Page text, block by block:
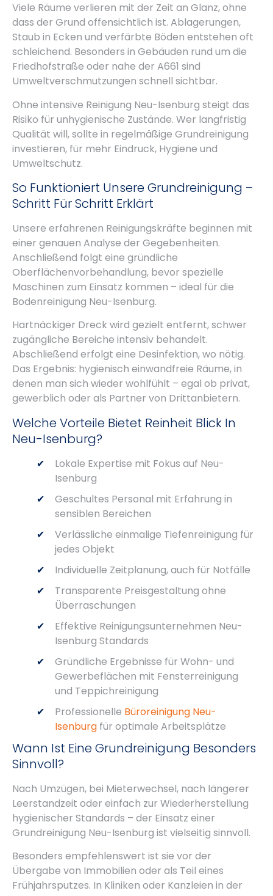
Viele Räume verlieren mit der Zeit an Glanz, ohne
dass der Grund offensichtlich ist. Ablagerungen,
Staub in Ecken und verfärbte Böden entstehen oft
schleichend. Besonders in Gebäuden rund um die
Friedhofstraße oder nahe der A661 sind
Umweltverschmutzungen schnell sichtbar.
Ohne intensive Reinigung Neu-Isenburg steigt das
Risiko für unhygienische Zustände. Wer langfristig
Qualität will, sollte in regelmäßige Grundreinigung
investieren, für mehr Eindruck, Hygiene und
Umweltschutz.
So Funktioniert Unsere Grundreinigung –
Schritt Für Schritt Erklärt
Unsere erfahrenen Reinigungskräfte beginnen mit
einer genauen Analyse der Gegebenheiten.
Anschließend folgt eine gründliche
Oberflächenvorbehandlung, bevor spezielle
Maschinen zum Einsatz kommen – ideal für die
Bodenreinigung Neu-Isenburg.
Hartnäckiger Dreck wird gezielt entfernt, schwer
zugängliche Bereiche intensiv behandelt.
Abschließend erfolgt eine Desinfektion, wo nötig.
Das Ergebnis: hygienisch einwandfreie Räume, in
denen man sich wieder wohlfühlt – egal ob privat,
gewerblich oder als Partner von Drittanbietern.
Welche Vorteile Bietet Reinheit Blick In
Neu-Isenburg?
Lokale Expertise mit Fokus auf Neu-
Isenburg
Geschultes Personal mit Erfahrung in
sensiblen Bereichen
Verlässliche einmalige Tiefenreinigung für
jedes Objekt
Individuelle Zeitplanung, auch für Notfälle
Transparente Preisgestaltung ohne
Überraschungen
Effektive Reinigungsunternehmen Neu-
Isenburg Standards
Gründliche Ergebnisse für Wohn- und
Gewerbeflächen mit Fensterreinigung
und Teppichreinigung
Professionelle Büroreinigung Neu-
Isenburg für optimale Arbeitsplätze
Wann Ist Eine Grundreinigung Besonders
Sinnvoll?
Nach Umzügen, bei Mieterwechsel, nach längerer
Leerstandzeit oder einfach zur Wiederherstellung
hygienischer Standards – der Einsatz einer
Grundreinigung Neu-Isenburg ist vielseitig sinnvoll.
Besonders empfehlenswert ist sie vor der
Übergabe von Immobilien oder als Teil eines
Frühjahrsputzes. In Kliniken oder Kanzleien in der